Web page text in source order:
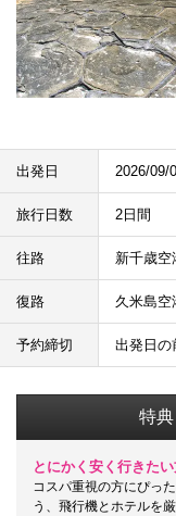
出発日 2026/09/
旅行日数 2日間
往路 新千歳
復路 久米島
予約締切 出発日の
特
とにかく安く行きた
コスパ重視の方にぴっ
う、飛行機とホテルを厳